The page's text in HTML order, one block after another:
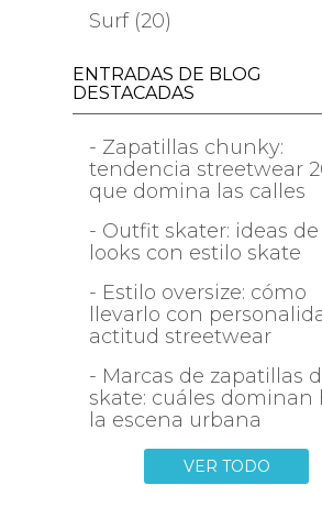
Surf (20)
ENTRADAS DE BLOG
DESTACADAS
- Zapatillas chunky:
tendencia streetwear
que domina las calles
- Outfit skater: ideas de
looks con estilo skate
- Estilo oversize: cómo
llevarlo con
actitud streetwear
- Marcas de zapatillas
skate: cuáles dominan
la escena urbana
VER TODO